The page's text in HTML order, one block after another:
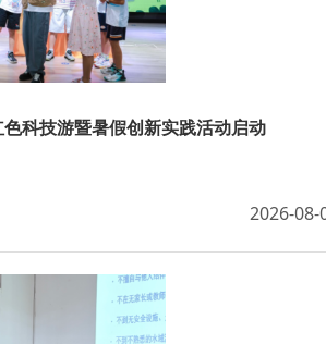
科技游暨暑假创新实践活动启动
2026-08-